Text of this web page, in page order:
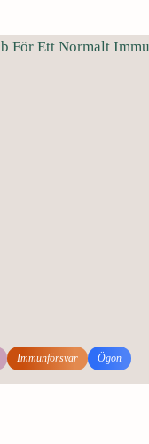
Immunförsvar Ögon